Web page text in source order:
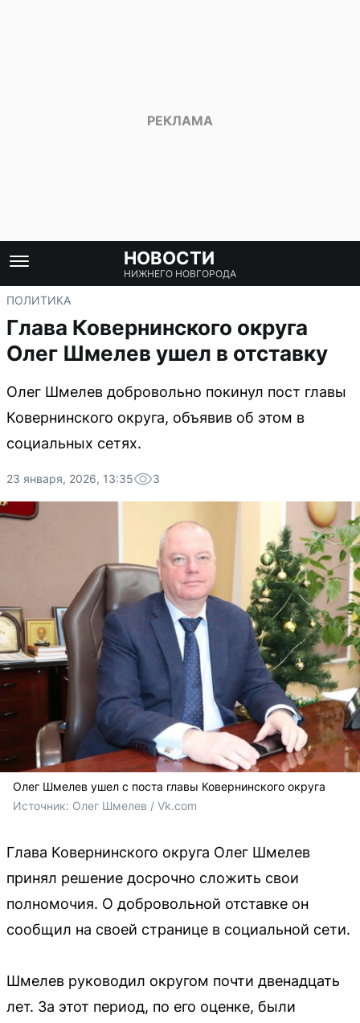
НОВОСТИ
НИЖНЕГО НОВГОРОДА
ПОЛИТИКА
Глава Ковернинского округа
Олег Шмелев ушел в отставку
Олег Шмелев добровольно покинул пост главы
Ковернинского округа, объявив об этом в
социальных сетях.
23 января, 2026, 13:35 3
Олег Шмелев ушел с поста главы Ковернинского округа
Источник: Олег Шмелев / Vk.com
Глава Ковернинского округа Олег Шмелев
принял решение досрочно сложить свои
полномочия. О добровольной отставке он
сообщил на своей странице в социальной сети.
Шмелев руководил округом почти двенадцать
лет. За этот период, по его оценке, были